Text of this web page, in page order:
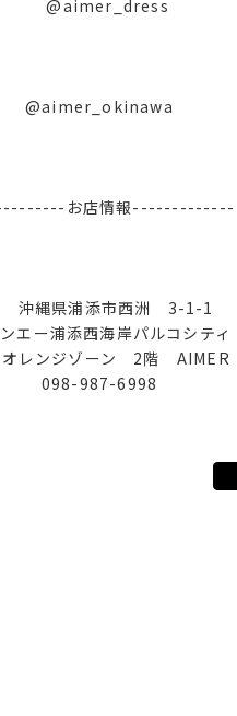
@aimer_dress
@aimer_okinawa
お店情報-------------
縄県浦添市西洲 3-1-1
エー浦添西海岸パルコシティ
ンジゾーン 2階 AIMER
098-987-6998